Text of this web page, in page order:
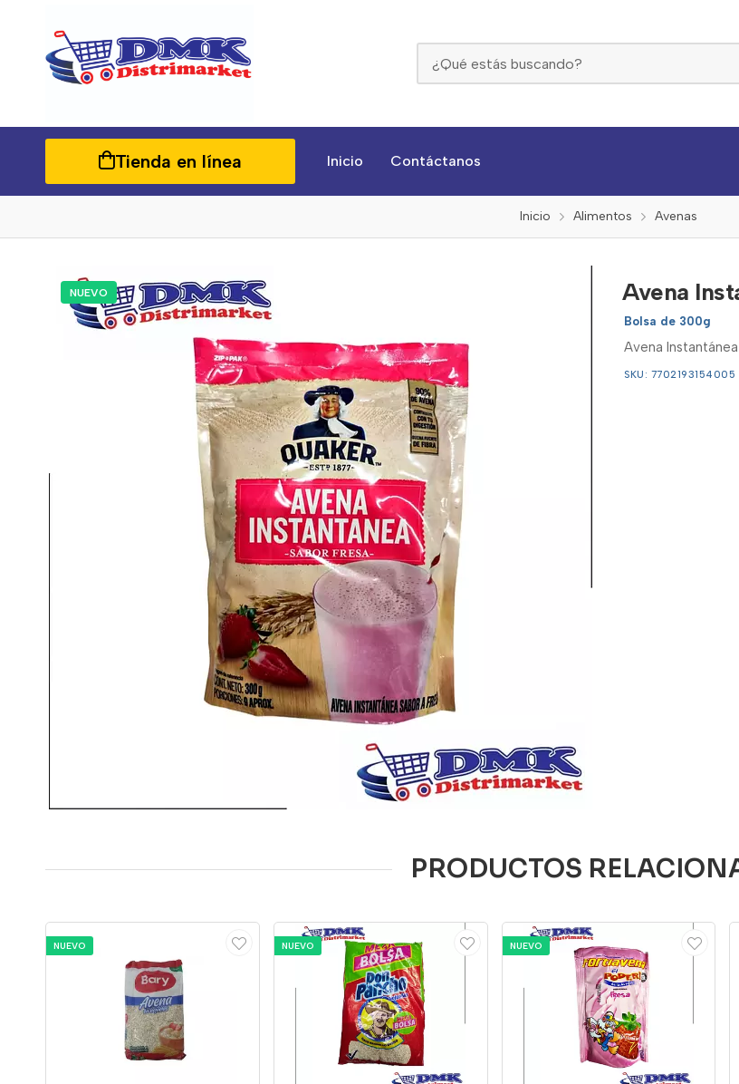
Tienda en línea Inicio Contáctanos
Inicio Alimentos Avenas
NUEVO Avena
Bolsa de 300g
Avena
SKU: 7702193154005
PRODUCTOS
NUEVO NUEVO NUEVO